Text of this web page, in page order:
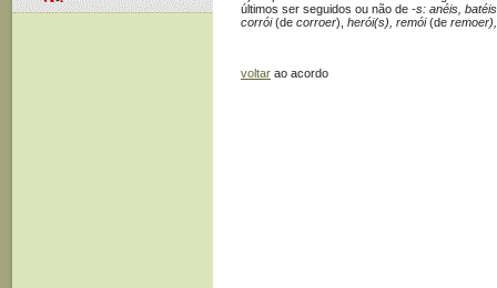
últimos ser seguidos ou não de -s: anéis,
corrói(de corroer), herói(s), remói(de
voltar ao acordo